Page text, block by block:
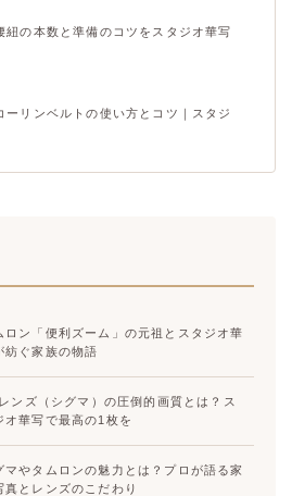
紐の本数と準備のコツをスタジオ華写
ーリンベルトの使い方とコツ｜スタジ
ロン「便利ズーム」の元祖とスタジオ華
紡ぐ家族の物語
ンズ（シグマ）の圧倒的画質とは？ス
オ華写で最高の1枚を
マやタムロンの魅力とは？プロが語る家
真とレンズのこだわり